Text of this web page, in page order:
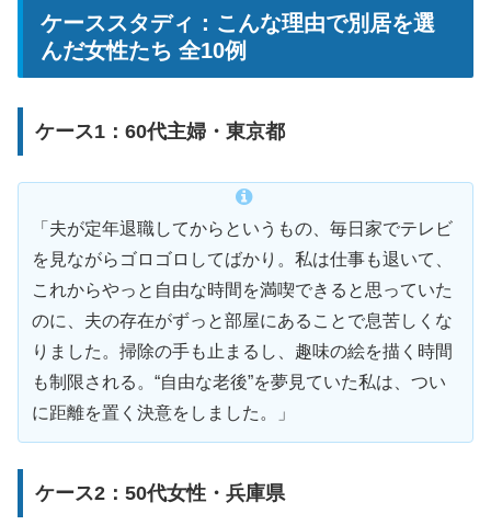
ケーススタディ：こんな理由で別居を選
んだ女性たち 全10例
ケース1：60代主婦・東京都
「夫が定年退職してからというもの、毎日家でテレビ
を見ながらゴロゴロしてばかり。私は仕事も退いて、
これからやっと自由な時間を満喫できると思っていた
のに、夫の存在がずっと部屋にあることで息苦しくな
りました。掃除の手も止まるし、趣味の絵を描く時間
も制限される。“自由な老後”を夢見ていた私は、つい
に距離を置く決意をしました。」
ケース2：50代女性・兵庫県